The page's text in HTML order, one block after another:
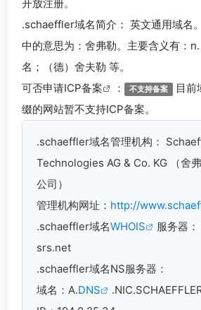
开放注册。
.schaeffler域名简介： 英文通用域名
中的意思为：舍弗勒。主要含义有：
名；（德）舍夫勒 等。
可否申请ICP备案 ： 不支持备案 目前
缀的网站暂不支持ICP备案。
.schaeffler域名管理机构：
Technologies AG & Co. KG （舍
公司）
管理机构网址： http://
.schaeffler域名WHOIS
服务器
srs.net
.schaeffler域名NS服务器：
域名：A.DNS